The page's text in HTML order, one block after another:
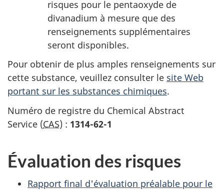
risques pour le pentaoxyde de
divanadium à mesure que des
renseignements supplémentaires
seront disponibles.
Pour obtenir de plus amples renseignements sur
cette substance, veuillez consulter le site Web
portant sur les substances chimiques.
Numéro de registre du Chemical Abstract
Service (CAS) : 1314-62-1
Évaluation des risques
Rapport final d'évaluation préalable pour le